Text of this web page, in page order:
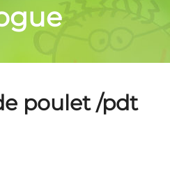
poulet /pdt